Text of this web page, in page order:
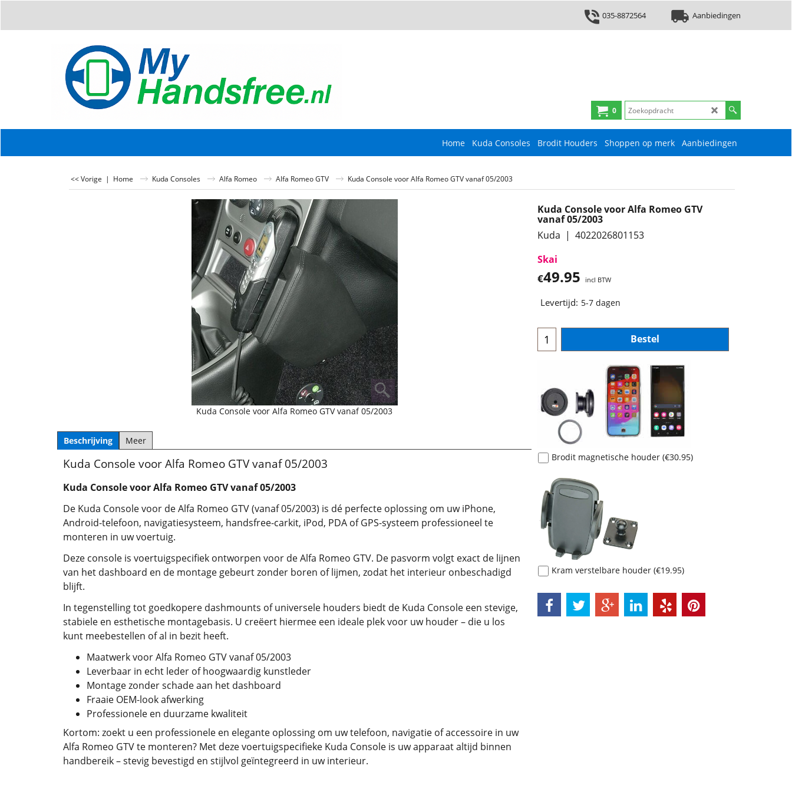
035-8872564 Aanbiedingen
0
Home Kuda Consoles Brodit Houders Shoppen op merk Aanbiedingen
<< Vorige | Home Kuda Consoles Alfa Romeo Alfa Romeo GTV Kuda Console voor Alfa Romeo GTV vanaf 05/2003
Kuda Console voor Alfa Romeo GTV vanaf 05/2003
Kuda Console voor Alfa Romeo GTV
vanaf 05/2003
Kuda
4022026801153
Skai
€49.95 incl BTW
Levertijd: 5-7 dagen
Bestel
Brodit magnetische houder (€30.95)
Kram verstelbare houder (€19.95)
Beschrijving Meer
Kuda Console voor Alfa Romeo GTV vanaf 05/2003
Kuda Console voor Alfa Romeo GTV vanaf 05/2003
De Kuda Console voor de Alfa Romeo GTV (vanaf 05/2003) is dé perfecte oplossing om uw iPhone,
Android-telefoon, navigatiesysteem, handsfree-carkit, iPod, PDA of GPS-systeem professioneel te
monteren in uw voertuig.
Deze console is voertuigspecifiek ontworpen voor de Alfa Romeo GTV. De pasvorm volgt exact de lijnen
van het dashboard en de montage gebeurt zonder boren of lijmen, zodat het interieur onbeschadigd
blijft.
In tegenstelling tot goedkopere dashmounts of universele houders biedt de Kuda Console een stevige,
stabiele en esthetische montagebasis. U creëert hiermee een ideale plek voor uw houder – die u los
kunt meebestellen of al in bezit heeft.
Maatwerk voor Alfa Romeo GTV vanaf 05/2003
Leverbaar in echt leder of hoogwaardig kunstleder
Montage zonder schade aan het dashboard
Fraaie OEM-look afwerking
Professionele en duurzame kwaliteit
Kortom: zoekt u een professionele en elegante oplossing om uw telefoon, navigatie of accessoire in uw
Alfa Romeo GTV te monteren? Met deze voertuigspecifieke Kuda Console is uw apparaat altijd binnen
handbereik – stevig bevestigd en stijlvol geïntegreerd in uw interieur.